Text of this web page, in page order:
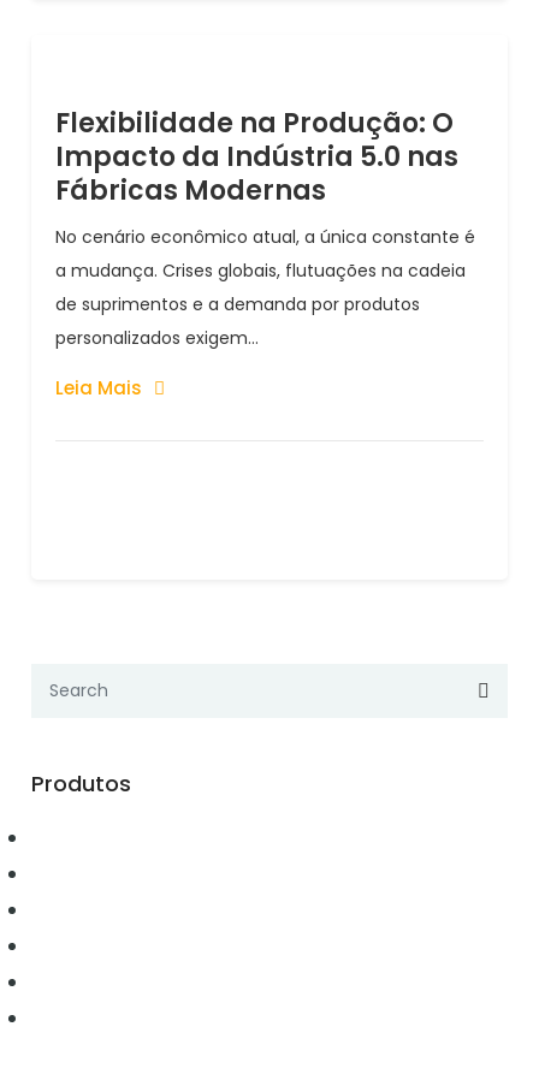
Flexibilidade na Produção: O
Impacto da Indústria 5.0 nas
Fábricas Modernas
No cenário econômico atual, a única constante é
a mudança. Crises globais, flutuações na cadeia
de suprimentos e a demanda por produtos
personalizados exigem...
Leia Mais
Produtos